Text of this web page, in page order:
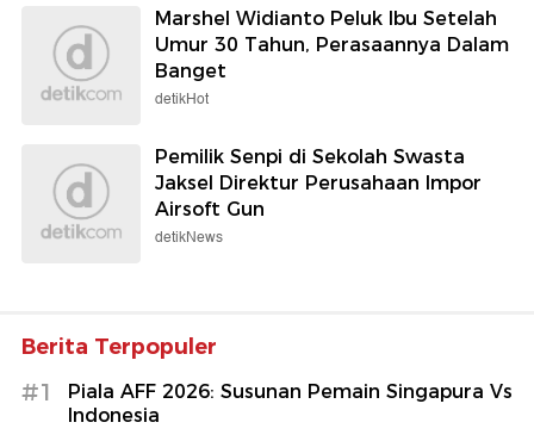
Marshel Widianto Peluk Ibu Setelah
Umur 30 Tahun, Perasaannya Dalam
Banget
detikHot
Pemilik Senpi di Sekolah Swasta
Jaksel Direktur Perusahaan Impor
Airsoft Gun
detikNews
Berita Terpopuler
#1
Piala AFF 2026: Susunan Pemain Singapura Vs
Indonesia